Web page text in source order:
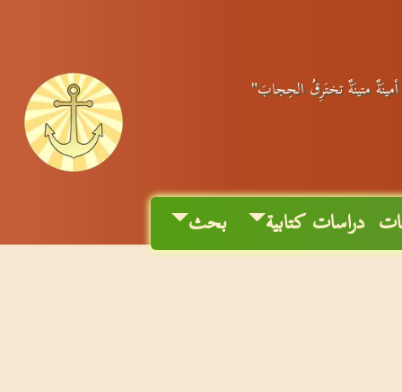
متينَةٌ تختَرِقُ الحِجابَ"
دراسات كتابية بحث